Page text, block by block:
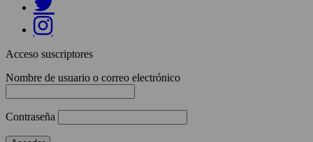
Acceso suscriptores
Nombre de usuario o correo electrónico
Contraseña